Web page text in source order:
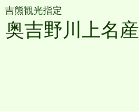
吉熊観光指定
奥吉野川上名産